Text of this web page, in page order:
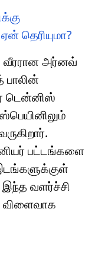
தெரியுமா?
வீரரான அர்னவ்
பாலின்
டென்னிஸ்
பட்டங்களை
வளர்ச்சி